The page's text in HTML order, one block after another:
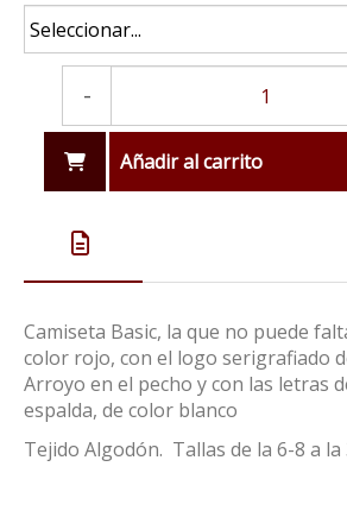
-
Añadir al carrito
Camiseta Basic, la que no puede
color rojo, con el logo serigrafiado
Arroyo en el pecho y con las letras
espalda, de color blanco
Tejido Algodón. Tallas de la 6-8 a la